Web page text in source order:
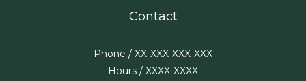
Contact
Phone / XX-XXX-XXX-XXX
Hours / XXXX-XXXX